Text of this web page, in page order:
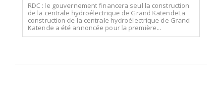
RDC : le gouvernement financera seul la construction
de la centrale hydroélectrique de Grand KatendeLa
construction de la centrale hydroélectrique de Grand
Katende a été annoncée pour la première...